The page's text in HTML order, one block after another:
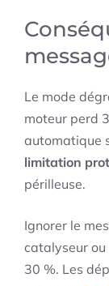
Le mode
moteur perd
automatique
limitation
périlleuse.
Ignorer le
catalyseur ou
30 %. Les